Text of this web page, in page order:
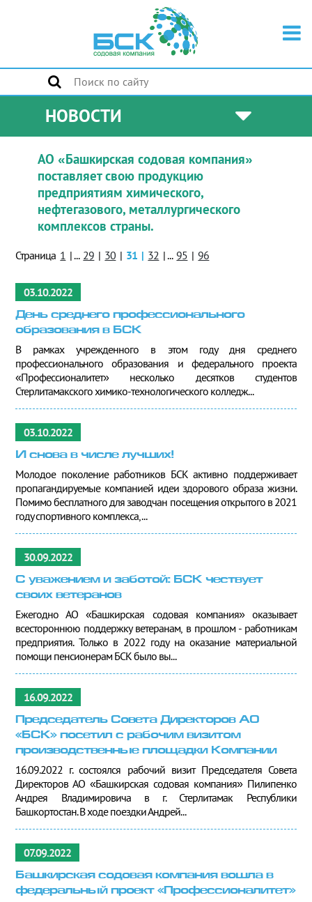
НОВОСТИ
АО «Башкирская содовая компания»
поставляет свою продукцию
предприятиям химического,
нефтегазового, металлургического
комплексов страны.
Страница 1 | ... 29 | 30 | 31 | 32 | ... 95 | 96
03.10.2022
День среднего профессионального
образования в БСК
В рамках учрежденного в этом году дня среднего
профессионального образования и федерального проекта
«Профессионалитет» несколько десятков студентов
Стерлитамакского химико-технологического колледж...
03.10.2022
И снова в числе лучших!
Молодое поколение работников БСК активно поддерживает
пропагандируемые компанией идеи здорового образа жизни.
Помимо бесплатного для заводчан посещения открытого в 2021
году спортивного комплекса,...
30.09.2022
С уважением и заботой: БСК чествует
своих ветеранов
Ежегодно АО «Башкирская содовая компания» оказывает
всестороннюю поддержку ветеранам, в прошлом - работникам
предприятия. Только в 2022 году на оказание материальной
помощи пенсионерам БСК было вы...
16.09.2022
Председатель Совета Директоров АО
«БСК» посетил с рабочим визитом
производственные площадки Компании
16.09.2022 г. состоялся рабочий визит Председателя Совета
Директоров АО «Башкирская содовая компания» Пилипенко
Андрея Владимировича в г. Стерлитамак Республики
Башкортостан. В ходе поездки Андрей...
07.09.2022
Башкирская содовая компания вошла в
федеральный проект «Профессионалитет»